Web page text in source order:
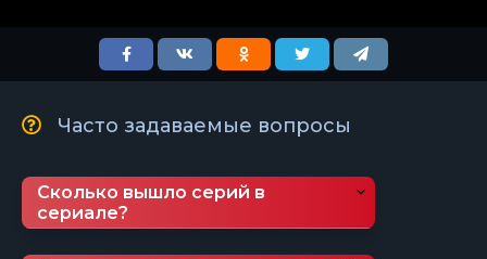
Часто задаваемые вопросы
Сколько вышло серий в
сериале?